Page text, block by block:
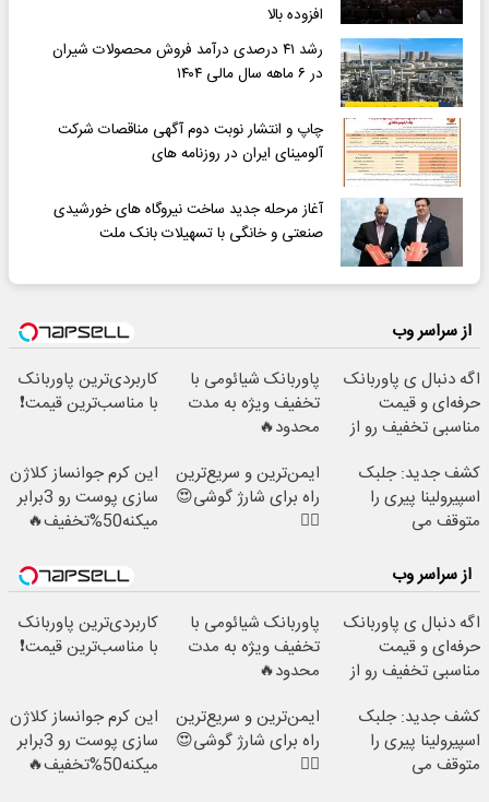
افزوده بالا
رشد ۴۱ درصدی درآمد فروش محصولات شیران
در ۶ ماهه سال مالی ۱۴۰۴
چاپ و انتشار نوبت دوم آگهی مناقصات شرکت
آلومینای ایران در روزنامه های
آغاز مرحله جدید ساخت نیروگاه های خورشیدی
صنعتی و خانگی با تسهیلات بانک ملت
از سراسر وب
اگه دنبال ی پاوربانک
حرفه‌ای و قیمت
مناسبی تخفیف رو از
پاوربانک شیائومی با
تخفیف ویژه به مدت
محدود🔥
کاربردی‌ترین پاوربانک
با مناسب‌ترین قیمت❗
کشف جدید: جلبک
اسپیرولینا پیری را
متوقف می
ایمن‌ترین و سریع‌ترین
راه برای شارژ گوشی😍
👌🏻
این کرم جوانساز کلاژن
سازی پوست رو 3برابر
میکنه50%تخفیف🔥
از سراسر وب
اگه دنبال ی پاوربانک
حرفه‌ای و قیمت
مناسبی تخفیف رو از
پاوربانک شیائومی با
تخفیف ویژه به مدت
محدود🔥
کاربردی‌ترین پاوربانک
با مناسب‌ترین قیمت❗
کشف جدید: جلبک
اسپیرولینا پیری را
متوقف می
ایمن‌ترین و سریع‌ترین
راه برای شارژ گوشی😍
👌🏻
این کرم جوانساز کلاژن
سازی پوست رو 3برابر
میکنه50%تخفیف🔥